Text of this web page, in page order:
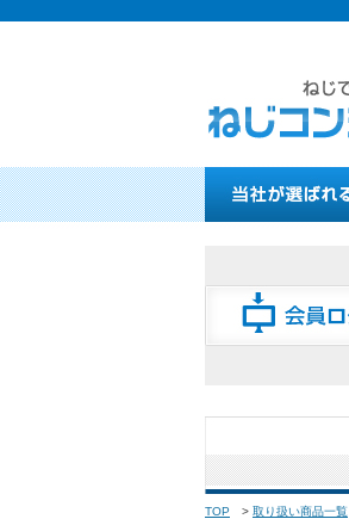
TOP > 取り扱い商品一覧